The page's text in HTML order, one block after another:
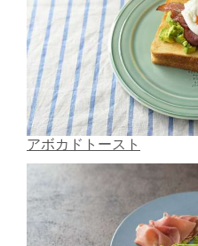
アボカドトースト